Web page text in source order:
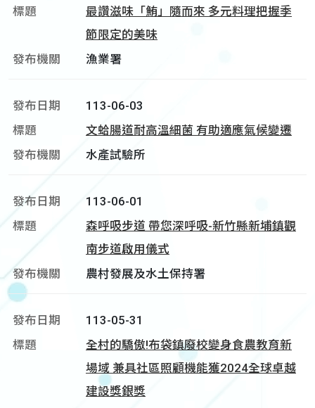
最讚滋味「鮪」隨而來 多元料理把握季
節限定的美味
漁業署
113-06-03
文蛤腸道耐高溫細菌 有助適應氣候變遷
水產試驗所
113-06-01
森呼吸步道 帶您深呼吸-新竹縣新埔鎮觀
南步道啟用儀式
農村發展及水土保持署
113-05-31
全村的驕傲!布袋鎮廢校變身食農教育新
場域 兼具社區照顧機能獲2024全球卓越
建設獎銀獎